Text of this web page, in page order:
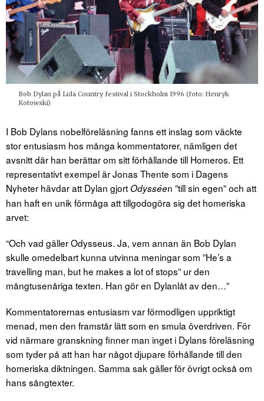
Bob Dylan på Lida Country festival i Stockholm 1996 (foto: Henryk
Kotowski)
I Bob Dylans nobelföreläsning fanns ett inslag som väckte
stor entusiasm hos många kommentatorer, nämligen det
avsnitt där han berättar om sitt förhållande till Homeros. Ett
representativt exempel är Jonas Thente som i Dagens
Nyheter hävdar att Dylan gjortOdysséen ”till sin egen” och att
han haft en unik förmåga att tillgodogöra sig det homeriska
arvet:
“Och vad gäller Odysseus. Ja, vem annan än Bob Dylan
skulle omedelbart kunna utvinna meningar som ”He’s a
travelling man, but he makes a lot of stops” ur den
mångtusenåriga texten. Han gör en Dylanlåt av den…”
Kommentatorernas entusiasm var förmodligen uppriktigt
menad, men den framstår lätt som en smula överdriven. För
vid närmare granskning finner man inget i Dylans föreläsning
som tyder på att han har något djupare förhållande till den
homeriska diktningen. Samma sak gäller för övrigt också om
hans sångtexter.